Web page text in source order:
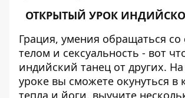
ОТКРЫТЫЙ УРОК
Грация, умения обращаться со
телом и сексуальность - вот
индийский танец от других.
уроке вы сможете окунуться в
тепла и йоги, выучите